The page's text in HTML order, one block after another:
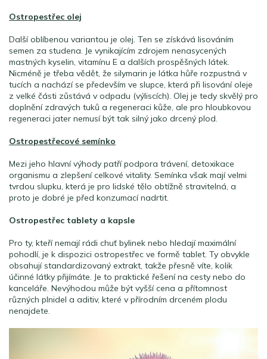
Ostropestřec olej
Další oblíbenou variantou je olej. Ten se získává lisováním
semen za studena. Je vynikajícím zdrojem nenasycených
mastných kyselin, vitamínu E a dalších prospěšných látek.
Nicméně je třeba vědět, že silymarin je látka hůře rozpustná v
tucích a nachází se především ve slupce, která při lisování oleje
z velké části zůstává v odpadu (výliscích). Olej je tedy skvělý pro
doplnění zdravých tuků a regeneraci kůže, ale pro hloubkovou
regeneraci jater nemusí být tak silný jako drcený plod.
Ostropestřecové semínko
Mezi jeho hlavní výhody patří podpora trávení, detoxikace
organismu a zlepšení celkové vitality. Semínka však mají velmi
tvrdou slupku, která je pro lidské tělo obtížně stravitelná, a
proto je dobré je před konzumací nadrtit.
Ostropestřec tablety a kapsle
Pro ty, kteří nemají rádi chuť bylinek nebo hledají maximální
pohodlí, je k dispozici ostropestřec ve formě tablet. Ty obvykle
obsahují standardizovaný extrakt, takže přesně víte, kolik
účinné látky přijímáte. Je to praktické řešení na cesty nebo do
kanceláře. Nevýhodou může být vyšší cena a přítomnost
různých plnidel a aditiv, které v přírodním drceném plodu
nenajdete.